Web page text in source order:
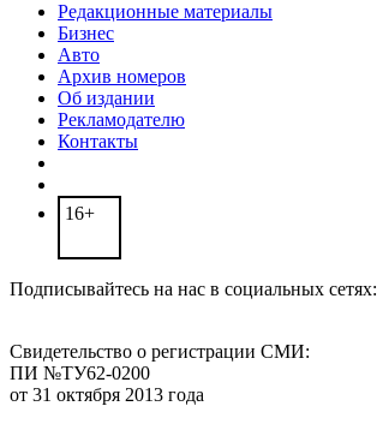
Редакционные материалы
Бизнес
Авто
Архив номеров
Об издании
Рекламодателю
Контакты
16+
Подписывайтесь на нас в социальных сетях:
Свидетельство о регистрации СМИ:
ПИ №ТУ62-0200
от 31 октября 2013 года